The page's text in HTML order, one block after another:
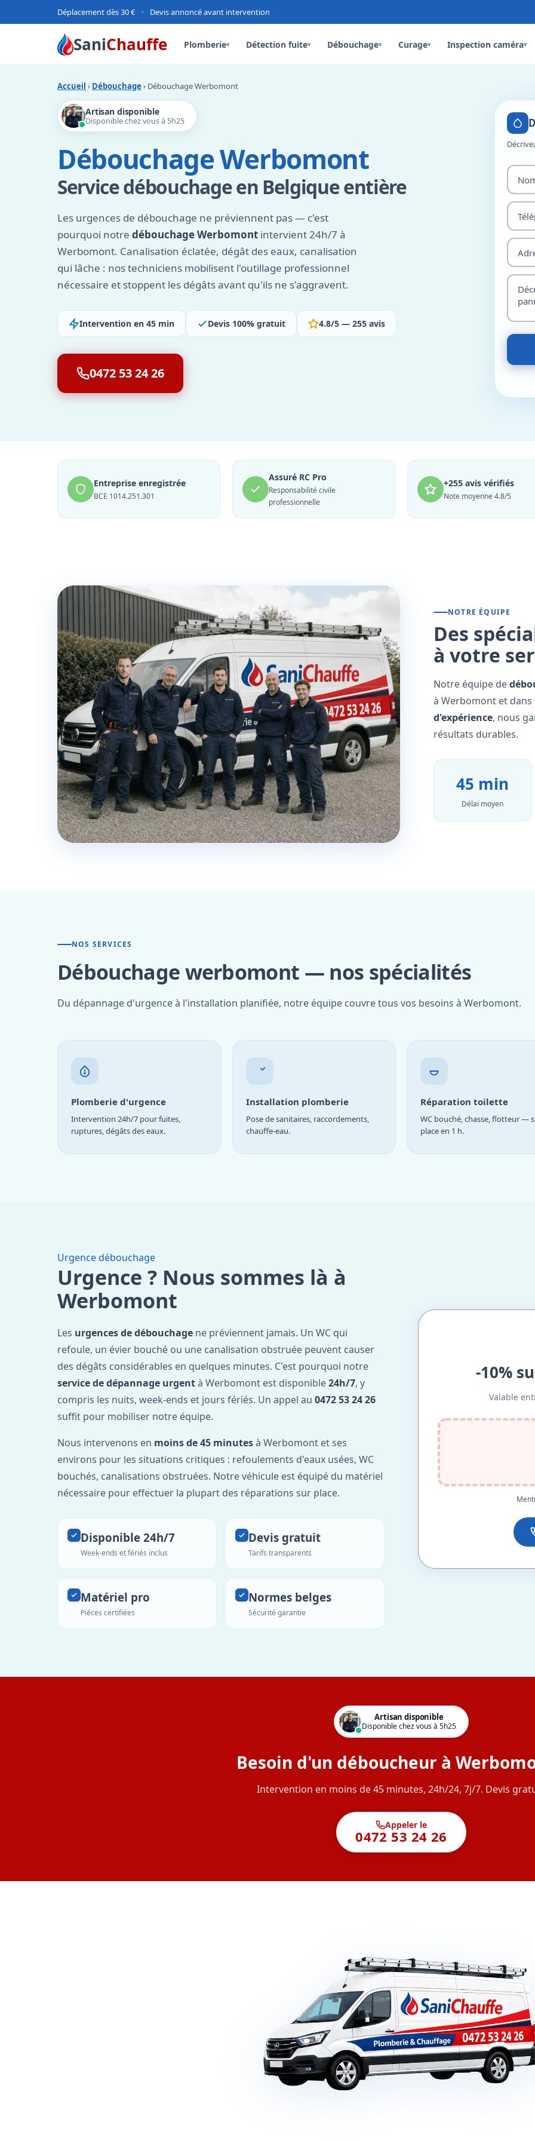
Déplacement dès 30 € • Devis annoncé avant intervention
SaniChauffe Plomberie▾ Détection fuite▾ Débouchage▾ Curage▾ Inspection caméra▾
Accueil › Débouchage › Débouchage Werbomont
Artisan disponible
Disponible chez vous à 5h25
Débouchage Werbomont
Service débouchage en Belgique entière
Les urgences de débouchage ne préviennent pas — c'est
pourquoi notre débouchage Werbomont intervient 24h/7 à
Werbomont. Canalisation éclatée, dégât des eaux, canalisation
qui lâche : nos techniciens mobilisent l'outillage professionnel
nécessaire et stoppent les dégâts avant qu'ils ne s'aggravent.
Intervention en 45 min Devis 100% gratuit 4.8/5 — 255 avis
0472 53 24 26
Entreprise enregistrée
BCE 1014.251.301
Assuré RC Pro
Responsabilité civile
professionnelle
+255 avis vérifiés
Note moyenne 4.8/5
NOTRE ÉQUIPE
Des
à votre
Notre équipe de
à Werbomont et dans
d'expérience, nous
résultats durables.
45 min
Délai moyen
NOS SERVICES
Débouchage werbomont — nos spécialités
Du dépannage d'urgence à l'installation planifiée, notre équipe couvre tous vos besoins à Werbomont.
Plomberie d'urgence
Intervention 24h/7 pour fuites,
ruptures, dégâts des eaux.
Installation plomberie
Pose de sanitaires, raccordements,
chauffe-eau.
Réparation toilette
WC bouché, chasse, flotteur —
place en 1 h.
Urgence débouchage
Urgence ? Nous sommes là à
Werbomont
Les urgences de débouchage ne préviennent jamais. Un WC qui
refoule, un évier bouché ou une canalisation obstruée peuvent causer
des dégâts considérables en quelques minutes. C'est pourquoi notre
service de dépannage urgentà Werbomont est disponible24h/7, y
compris les nuits, week-ends et jours fériés. Un appel au 0472 53 24 26
suffit pour mobiliser notre équipe.
Nous intervenons en moins de 45 minutesà Werbomont et ses
environs pour les situations critiques : refoulements d'eaux usées, WC
bouchés, canalisations obstruées. Notre véhicule est équipé du matériel
nécessaire pour effectuer la plupart des réparations sur place.
Disponible 24h/7
Week-ends et fériés inclus
Devis gratuit
Tarifs transparents
Matériel pro
Pièces certifiées
Normes belges
Sécurité garantie
-10%
Valable
Artisan disponible
Disponible chez vous à 5h25
Besoin d'un déboucheur à
Intervention en moins de 45 minutes, 24h/24, 7j/7. Devis
Appeler le
0472 53 24 26